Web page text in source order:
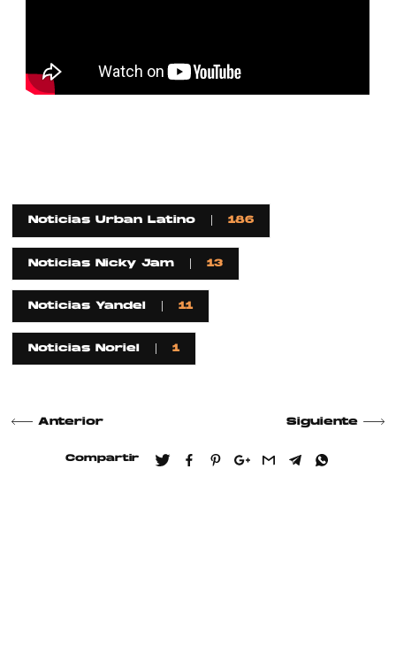
Noticias Urban Latino 186
Noticias Nicky Jam 13
Noticias Yandel 11
Noticias Noriel 1
Anterior Siguiente
Compartir